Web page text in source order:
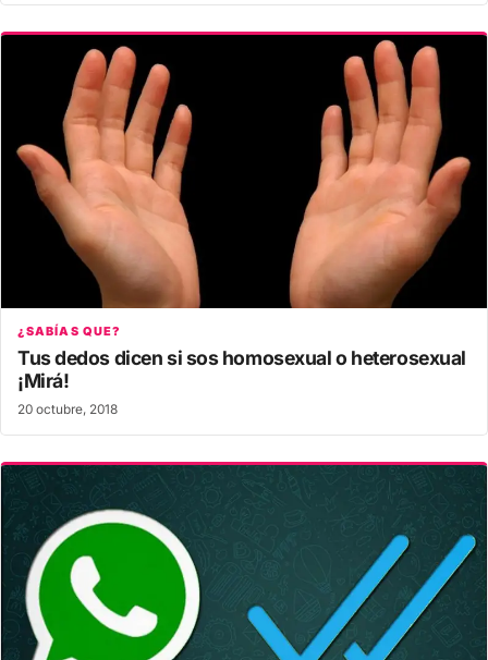
¿SABÍAS QUE?
Tus dedos dicen si sos homosexual o heterosexual
¡Mirá!
20 octubre, 2018